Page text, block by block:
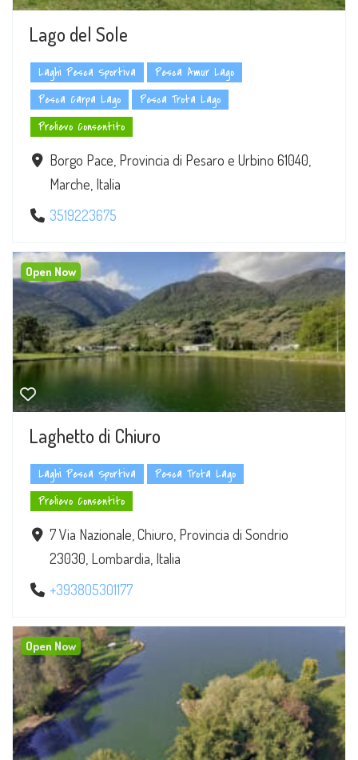
Lago del Sole
Laghi Pesca Sportiva
Pesca Amur Lago
Pesca Carpa Lago
Pesca Trota Lago
Prelievo Consentito
Borgo Pace, Provincia di Pesaro e Urbino 61040,
Marche, Italia
3519223675
Laghetto di Chiuro
Laghi Pesca Sportiva
Pesca Trota Lago
Prelievo Consentito
7 Via Nazionale, Chiuro, Provincia di Sondrio
23030, Lombardia, Italia
+393805301177
Open Now
Open Now